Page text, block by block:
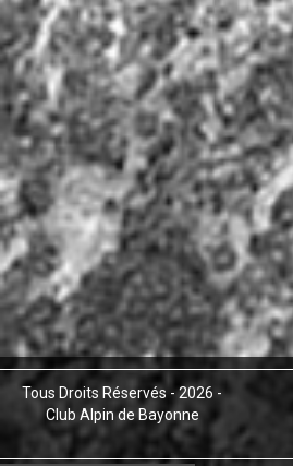
Tous Droits Réservés - 2026 -
Club Alpin de Bayonne